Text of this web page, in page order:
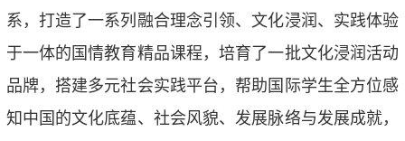
系，打造了一系列融合理念引领、文化浸润、实践体验
于一体的国情教育精品课程，培育了一批文化浸润活动
品牌，搭建多元社会实践平台，帮助国际学生全方位感
知中国的文化底蕴、社会风貌、发展脉络与发展成就，